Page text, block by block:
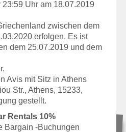
Uhr am 18.07.2019
zwischen dem
erfolgen. Es ist
dem 25.07.2019 und dem
Avis mit Sitz in Athens
Str., Athens, 15233,
gestellt.
Rentals 10%
Bargain -Buchungen